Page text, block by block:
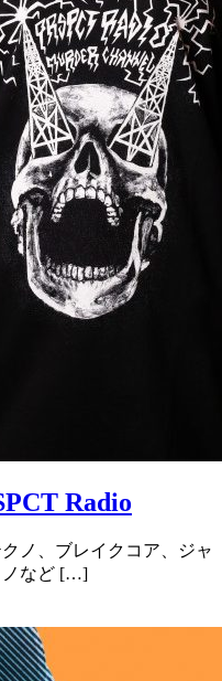
Radio
ノ、ブレイクコア、ジャ
ノなど […]